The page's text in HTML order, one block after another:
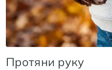
Протяни руку